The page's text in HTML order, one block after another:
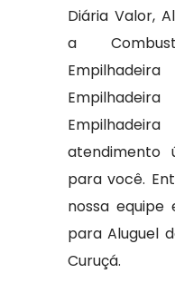
Diária Valor,
a
atendimento
para você.
nossa
para Aluguel
Curuçá.